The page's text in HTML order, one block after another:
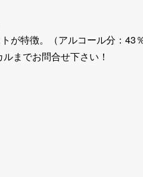
が特徴。（アルコール分：43
までお問合せ下さい！